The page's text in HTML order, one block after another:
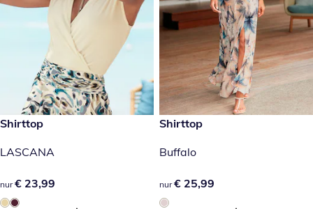
€ 23,99
Shirttop
LASCANA
€ 23,99
nur € 23,99
€ 25,99
Shirttop
Buffalo
€ 25,99
nur € 25,99